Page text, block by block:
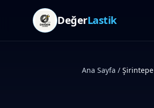
DeğerLastik
Ana Sayfa / Şirintepe